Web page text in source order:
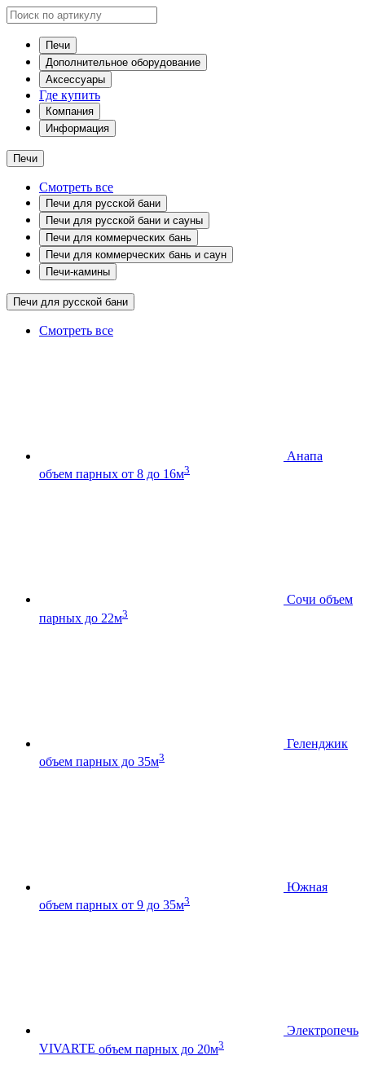
Печи
Дополнительное оборудование
Аксессуары
Где купить
Компания
Информация
Печи
Смотреть все
Печи для русской бани
Печи для русской бани и сауны
Печи для коммерческих бань
Печи для коммерческих бань и саун
Печи-камины
Печи для русской бани
Смотреть все
Анапа
объем парных от 8 до 16м3
Сочи объем
парных до 22м3
Геленджик
объем парных до 35м3
Южная
объем парных от 9 до 35м3
Электропечь
VIVARTE объем парных до 20м3